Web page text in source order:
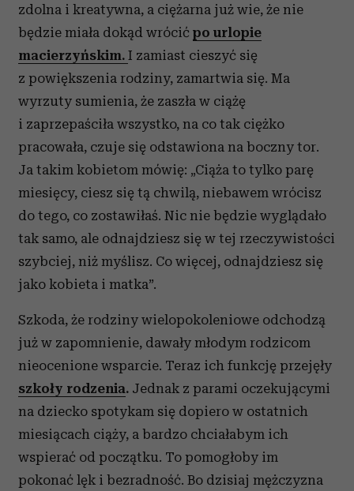
zdolna i kreatywna, a ciężarna już wie, że nie
będzie miała dokąd wrócić po urlopie
macierzyńskim. I zamiast cieszyć się
z powiększenia rodziny, zamartwia się. Ma
wyrzuty sumienia, że zaszła w ciążę
i zaprzepaściła wszystko, na co tak ciężko
pracowała, czuje się odstawiona na boczny tor.
Ja takim kobietom mówię: „Ciąża to tylko parę
miesięcy, ciesz się tą chwilą, niebawem wrócisz
do tego, co zostawiłaś. Nic nie będzie wyglądało
tak samo, ale odnajdziesz się w tej rzeczywistości
szybciej, niż myślisz. Co więcej, odnajdziesz się
jako kobieta i matka”.
Szkoda, że rodziny wielopokoleniowe odchodzą
już w zapomnienie, dawały młodym rodzicom
nieocenione wsparcie. Teraz ich funkcję przejęły
szkoły rodzenia. Jednak z parami oczekującymi
na dziecko spotykam się dopiero w ostatnich
miesiącach ciąży, a bardzo chciałabym ich
wspierać od początku. To pomogłoby im
pokonać lęk i bezradność. Bo dzisiaj mężczyzna